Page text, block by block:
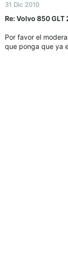
31 Dic 2010
Re: Volvo 850 GLT
Por favor el
que ponga que ya